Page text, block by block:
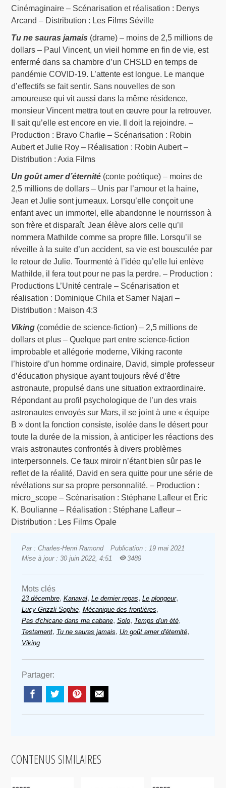
Cinémaginaire – Scénarisation et réalisation : Denys
Arcand – Distribution : Les Films Séville
Tu ne sauras jamais (drame) – moins de 2,5 millions de
dollars – Paul Vincent, un vieil homme en fin de vie, est
enfermé dans sa chambre d’un CHSLD en temps de
pandémie COVID-19. L’attente est longue. Le manque
d’effectifs se fait sentir. Sans nouvelles de son
amoureuse qui vit aussi dans la même résidence,
monsieur Vincent mettra tout en œuvre pour la retrouver.
Il sait qu’elle est encore en vie. Il doit la rejoindre. –
Production : Bravo Charlie – Scénarisation : Robin
Aubert et Julie Roy – Réalisation : Robin Aubert –
Distribution : Axia Films
Un goût amer d’éternité (conte poétique) – moins de
2,5 millions de dollars – Unis par l’amour et la haine,
Jean et Julie sont jumeaux. Lorsqu’elle conçoit une
enfant avec un immortel, elle abandonne le nourrisson à
son frère et disparaît. Jean élève alors celle qu’il
nommera Mathilde comme sa propre fille. Lorsqu’il se
réveille à la suite d’un accident, sa vie est bousculée par
le retour de Julie. Tourmenté à l’idée qu’elle lui enlève
Mathilde, il fera tout pour ne pas la perdre. – Production :
Productions L’Unité centrale – Scénarisation et
réalisation : Dominique Chila et Samer Najari –
Distribution : Maison 4:3
Viking (comédie de science-fiction) – 2,5 millions de
dollars et plus – Quelque part entre science-fiction
improbable et allégorie moderne, Viking raconte
l’histoire d’un homme ordinaire, David, simple professeur
d’éducation physique ayant toujours rêvé d’être
astronaute, propulsé dans une situation extraordinaire.
Répondant au profil psychologique de l’un des vrais
astronautes envoyés sur Mars, il se joint à une « équipe
B » dont la fonction consiste, isolée dans le désert pour
toute la durée de la mission, à anticiper les réactions des
vrais astronautes confrontés à divers problèmes
interpersonnels. Ce faux miroir n’étant bien sûr pas le
reflet de la réalité, David en sera quitte pour une série de
révélations sur sa propre personnalité. – Production :
micro_scope – Scénarisation : Stéphane Lafleur et Éric
K. Boulianne – Réalisation : Stéphane Lafleur –
Distribution : Les Films Opale
Par : Charles-Henri Ramond
Publication : 19 mai 2021
Mise à jour : 30 juin 2022, 4:51
3489
Mots clés
23 décembre, Kanaval, Le dernier repas, Le plongeur,
Lucy Grizzli Sophie, Mécanique des frontières,
Pas d'chicane dans ma cabane, Solo, Temps d'un été,
Testament, Tu ne sauras jamais, Un goût amer d'éternité,
Viking
Partager:
CONTENUS SIMILAIRES